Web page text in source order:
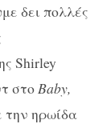
δει πολλές
Shirley
στo Baby,
την ηρωίδα